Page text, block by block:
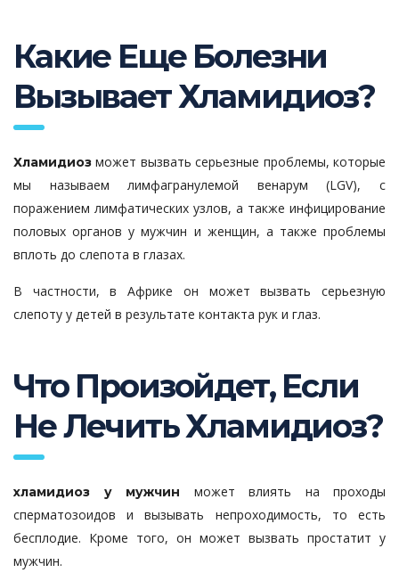
Какие Еще Болезни
Вызывает Хламидиоз?
Хламидиозможет вызвать серьезные проблемы, которые
мы называем лимфагранулемой венарум (LGV), с
поражением лимфатических узлов, а также инфицирование
половых органов у мужчин и женщин, а также проблемы
вплоть до слепота в глазах.
В частности, в Африке он может вызвать серьезную
слепоту у детей в результате контакта рук и глаз.
Что Произойдет, Если
Не Лечить Хламидиоз?
хламидиоз у мужчин может влиять на проходы
сперматозоидов и вызывать непроходимость, то есть
бесплодие. Кроме того, он может вызвать простатит у
мужчин.